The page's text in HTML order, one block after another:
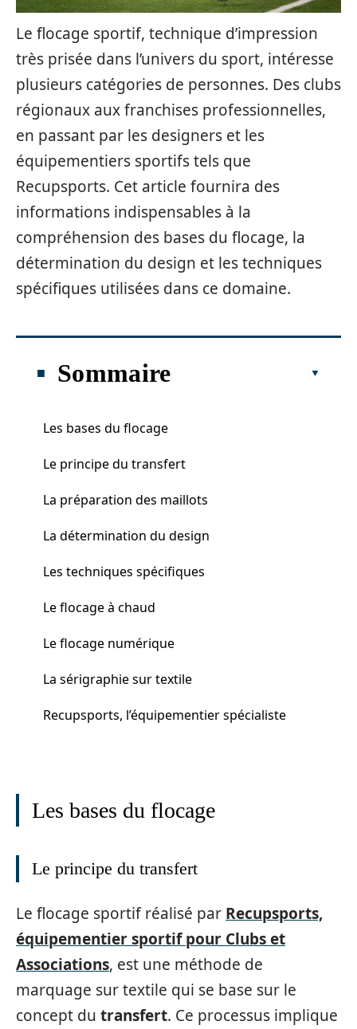
Le flocage sportif, technique d’impression
très prisée dans l’univers du sport, intéresse
plusieurs catégories de personnes. Des clubs
régionaux aux franchises professionnelles,
en passant par les designers et les
équipementiers sportifs tels que
Recupsports. Cet article fournira des
informations indispensables à la
compréhension des bases du flocage, la
détermination du design et les techniques
spécifiques utilisées dans ce domaine.
Sommaire
Les bases du flocage
Le principe du transfert
La préparation des maillots
La détermination du design
Les techniques spécifiques
Le flocage à chaud
Le flocage numérique
La sérigraphie sur textile
Recupsports, l’équipementier spécialiste
Les bases du flocage
Le principe du transfert
Le flocage sportif réalisé par Recupsports,
équipementier sportif pour Clubs et
Associations, est une méthode de
marquage sur textile qui se base sur le
concept du transfert. Ce processus implique